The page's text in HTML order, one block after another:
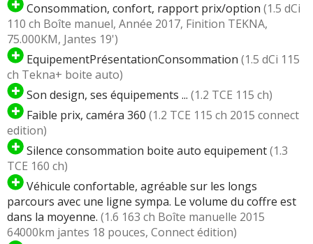
Consommation, confort, rapport prix/option (1.5 dCi
110 ch Boîte manuel, Année 2017, Finition TEKNA,
75.000KM, Jantes 19')
EquipementPrésentationConsommation (1.5 dCi 115
ch Tekna+ boite auto)
Son design, ses équipements ... (1.2 TCE 115 ch)
Faible prix, caméra 360 (1.2 TCE 115 ch 2015 connect
edition)
Silence consommation boite auto equipement(1.3
TCE 160 ch)
Véhicule confortable, agréable sur les longs
parcours avec une ligne sympa. Le volume du coffre est
dans la moyenne. (1.6 163 ch Boîte manuelle 2015
64000km jantes 18 pouces, Connect édition)